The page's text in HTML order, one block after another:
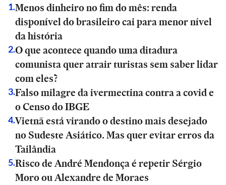
1.Menos dinheiro no fim do mês: renda
disponível do brasileiro cai para menor nível
da história
2.O que acontece quando uma ditadura
comunista quer atrair turistas sem saber lidar
com eles?
3.Falso milagre da ivermectina contra a covid e
o Censo do IBGE
4.Vietnã está virando o destino mais desejado
no Sudeste Asiático. Mas quer evitar erros da
Tailândia
5.Risco de André Mendonça é repetir Sérgio
Moro ou Alexandre de Moraes